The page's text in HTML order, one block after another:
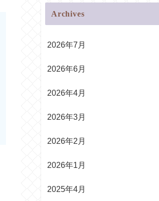
Archives
2026年7月
2026年6月
2026年4月
2026年3月
2026年2月
2026年1月
2025年4月